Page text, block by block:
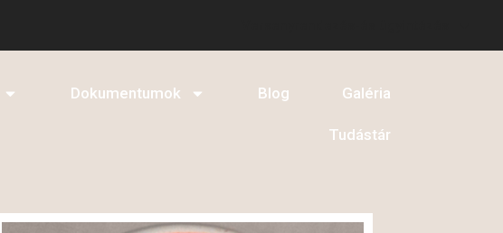
Dokumentumok Blog Galéria
Tudástár